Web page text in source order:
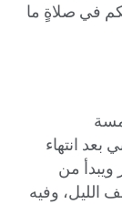
في صلاةٍ ما
انتهاء
ويبدأ من
الليل، وفيه